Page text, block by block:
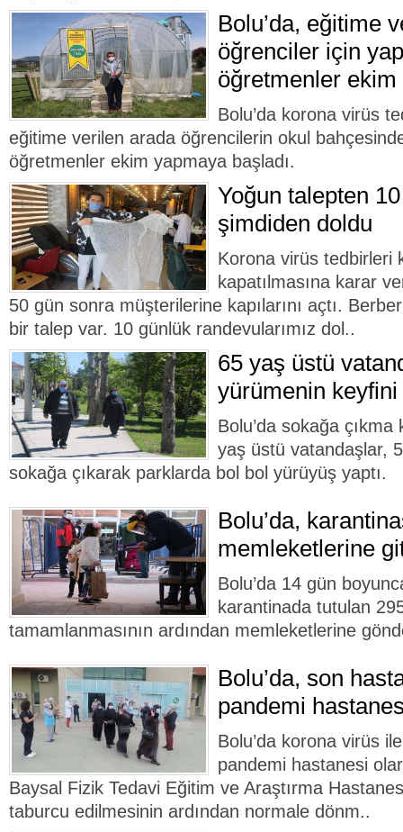
Bolu’da, eğitime
öğrenciler için
öğretmenler ekim
Bolu’da korona virüs
eğitime verilen arada öğrencilerin okul
öğretmenler ekim yapmaya başladı.
Yoğun talepten
şimdiden doldu
Korona virüs tedbirleri
kapatılmasına karar
50 gün sonra müşterilerine kapılarını açtı.
bir talep var. 10 günlük randevularımız dol..
65 yaş üstü
yürümenin keyfini
Bolu’da sokağa çıkma
yaş üstü vatandaşlar,
sokağa çıkarak parklarda bol bol yürüyüş yaptı.
Bolu’da,
memleketlerine
Bolu’da 14 gün
karantinada tutulan
tamamlanmasının ardından memleketlerine
Bolu’da, son
pandemi
Bolu’da korona virüs
pandemi hastanesi
Baysal Fizik Tedavi Eğitim ve Araştırma
taburcu edilmesinin ardından normale dönm..